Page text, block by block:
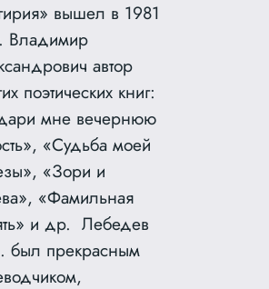
вышел в 1981
Владимир
автор
поэтических книг:
мне вечернюю
«Судьба моей
«Зори и
«Фамильная
и др. Лебедев
был прекрасным